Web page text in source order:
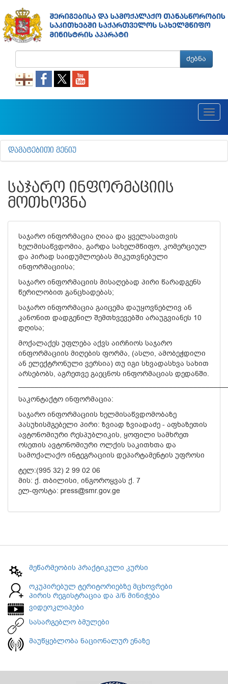
ძებნა
ᲓᲐᲛᲐᲢᲔᲑᲘᲗᲘ ᲛᲔᲜᲘᲣ
ᲡᲐᲯᲐᲠᲝ ᲘᲜᲤᲝᲠᲛᲐᲪᲘᲘᲡ
ᲛᲝᲗᲮᲝᲕᲜᲐ
საჯარო ინფორმაცია ღიაა და ყველასათვის
ხელმისაწვდომია, გარდა სახელმწიფო, კომერციულ
და პირად საიდუმლოებას მიკუთვნებული
ინფორმაციისა;
საჯარო ინფორმაციის მისაღებად პირი წარადგენს
წერილობით განცხადებას;
საჯარო ინფორმაცია გაიცემა დაუყოვნებლივ ან
კანონით დადგენილ შემთხვევებში არაუგვიანეს 10
დღისა;
მოქალაქეს უფლება აქვს აირჩიოს საჯარო
ინფორმაციის მიღების ფორმა, (ასლი, ამობეჭდილი
ან ელექტრონული ვერსია) თუ იგი სხვადასხვა სახით
არსებობს, აგრეთვე გაეცნოს ინფორმაციას დედანში.
საკონტაქტო ინფორმაცია:
საჯარო ინფორმაციის ხელმისაწვდომობაზე
პასუხისმგებელი პირი: ზვიად ზვიადაძე - აფხაზეთის
ავტონომიური რესპუბლიკის, ყოფილი სამხრეთ
ოსეთის ავტონომიური ოლქის საკითხთა და
სამოქალაქო ინტეგრაციის დეპარტამენტის უფროსი
ტელ:(995 32) 2 99 02 06
მის: ქ. თბილისი, ინგოროყვას ქ. 7
ელ-ფოსტა: press@smr.gov.ge
მეწარმეობის პრაქტიკული კურსი
ოკუპირებულ ტერიტორიებზე მცხოვრები
პირის რეგისტრაცია და პ/ნ მინიჭება
ვიდეოკლიპები
სასარგებლო ბმულები
მაუწყებლობა ნაციონალურ ენაზე